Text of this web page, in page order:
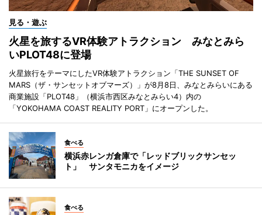
見る・遊ぶ
火星を旅するVR体験アトラクション みなとみら
いPLOT48に登場
火星旅行をテーマにしたVR体験アトラクション「THE SUNSET OF
MARS（ザ・サンセットオブマーズ）」が8月8日、みなとみらいにある
商業施設「PLOT48」（横浜市西区みなとみらい4）内の
「YOKOHAMA COAST REALITY PORT」にオープンした。
食べる
横浜赤レンガ倉庫で「レッドブリックサンセッ
ト」 サンタモニカをイメージ
食べる